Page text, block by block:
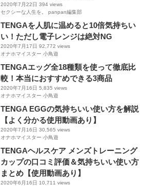
2020年7月22日 394 views
セクシーな人生を。 panpan編集部
TENGAを人肌に温めると10倍気持ちい
い！ただし電子レンジは絶対NG
2020年7月17日 92,772 views
オナホマイスター 小鳥遊
TENGAエッグ全18種類を使って徹底比
較！本当におすすめできる3商品
2020年7月16日 5,835 views
オナホマイスター 小鳥遊
TENGA EGGの気持ちいい使い方を解説
【よく分かる使用動画あり】
2020年7月16日 30,565 views
オナホマイスター 小鳥遊
TENGAヘルスケア メンズトレーニング
カップの口コミ評価＆気持ちいい使い方
まとめ【使用動画あり】
2020年6月16日 10,711 views